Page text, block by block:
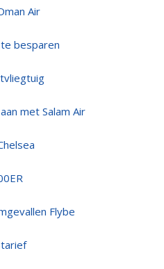
Air
besparen
met Salam Air
Flybe